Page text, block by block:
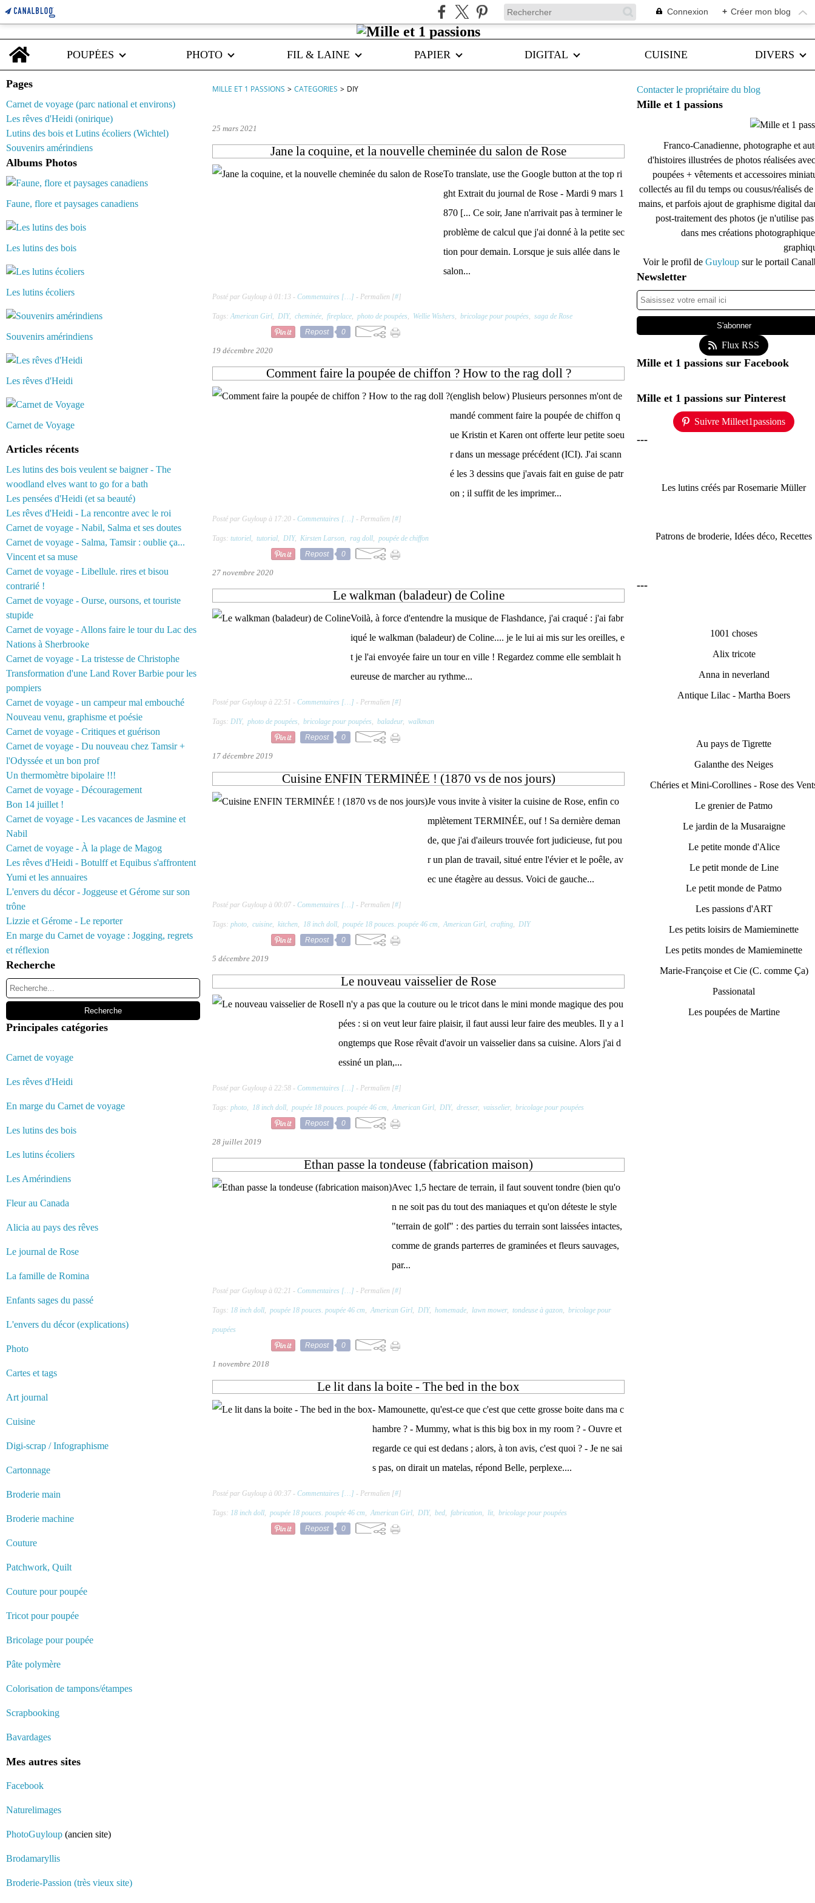
Connexion + Créer mon blog
Home
POUPÉES
PHOTO FIL & LAINE PAPIER DIGITAL CUISINE DIVERS
Pages
Carnet de voyage (parc national et environs)
Les rêves d'Heidi (onirique)
Lutins des bois et Lutins écoliers (Wichtel)
Souvenirs amérindiens
Albums Photos
Faune, flore et paysages canadiens
Les lutins des bois
Les lutins écoliers
Souvenirs amérindiens
Les rêves d'Heidi
Carnet de Voyage
Articles récents
Les lutins des bois veulent se baigner - The
woodland elves want to go for a bath
Les pensées d'Heidi (et sa beauté)
Les rêves d'Heidi - La rencontre avec le roi
Carnet de voyage - Nabil, Salma et ses doutes
Carnet de voyage - Salma, Tamsir : oublie ça...
Vincent et sa muse
Carnet de voyage - Libellule. rires et bisou
contrarié !
Carnet de voyage - Ourse, oursons, et touriste
stupide
Carnet de voyage - Allons faire le tour du Lac des
Nations à Sherbrooke
Carnet de voyage - La tristesse de Christophe
Transformation d'une Land Rover Barbie pour les
pompiers
Carnet de voyage - un campeur mal embouché
Nouveau venu, graphisme et poésie
Carnet de voyage - Critiques et guérison
Carnet de voyage - Du nouveau chez Tamsir +
l'Odyssée et un bon prof
Un thermomètre bipolaire !!!
Carnet de voyage - Découragement
Bon 14 juillet !
Carnet de voyage - Les vacances de Jasmine et
Nabil
Carnet de voyage - À la plage de Magog
Les rêves d'Heidi - Botulff et Equibus s'affrontent
Yumi et les annuaires
L'envers du décor - Joggeuse et Gérome sur son
trône
Lizzie et Gérome - Le reporter
En marge du Carnet de voyage : Jogging, regrets
et réflexion
Recherche
Principales catégories
Carnet de voyage
Les rêves d'Heidi
En marge du Carnet de voyage
Les lutins des bois
Les lutins écoliers
Les Amérindiens
Fleur au Canada
Alicia au pays des rêves
Le journal de Rose
La famille de Romina
Enfants sages du passé
L'envers du décor (explications)
Photo
Cartes et tags
Art journal
Cuisine
Digi-scrap / Infographisme
Cartonnage
Broderie main
Broderie machine
Couture
Patchwork, Quilt
Couture pour poupée
Tricot pour poupée
Bricolage pour poupée
Pâte polymère
Colorisation de tampons/étampes
Scrapbooking
Bavardages
Mes autres sites
Facebook
Naturelimages
PhotoGuyloup (ancien site)
Brodamaryllis
Broderie-Passion (très vieux site)
MILLE ET 1 PASSIONS > CATEGORIES > DIY
25 mars 2021
Jane la coquine, et la nouvelle cheminée du salon de Rose
To translate, use the Google button at the top ri
ght Extrait du journal de Rose - Mardi 9 mars 1
870 [... Ce soir, Jane n'arrivait pas à terminer le
problème de calcul que j'ai donné à la petite sec
tion pour demain. Lorsque je suis allée dans le
salon...
Posté par Guyloup à 01:13 - Commentaires [… ] - Permalien [#]
Tags: American Girl, DIY, cheminée, fireplace, photo de poupées, Wellie Wishers, bricolage pour poupées, saga de Rose
Repost
0
19 décembre 2020
Comment faire la poupée de chiffon ? How to the rag doll ?
(english below) Plusieurs personnes m'ont de
mandé comment faire la poupée de chiffon q
ue Kristin et Karen ont offerte leur petite soeu
r dans un message précédent (ICI). J'ai scann
é les 3 dessins que j'avais fait en guise de patr
on ; il suffit de les imprimer...
Posté par Guyloup à 17:20 - Commentaires [… ] - Permalien [#]
Tags: tutoriel, tutorial, DIY, Kirsten Larson, rag doll, poupée de chiffon
Repost
0
27 novembre 2020
Le walkman (baladeur) de Coline
Voilà, à force d'entendre la musique de Flashdance, j'ai craqué : j'ai fabr
iqué le walkman (baladeur) de Coline.... je le lui ai mis sur les oreilles, e
t je l'ai envoyée faire un tour en ville ! Regardez comme elle semblait h
eureuse de marcher au rythme...
Posté par Guyloup à 22:51 - Commentaires [… ] - Permalien [#]
Tags: DIY, photo de poupées, bricolage pour poupées, baladeur, walkman
Repost
0
17 décembre 2019
Cuisine ENFIN TERMINÉE ! (1870 vs de nos jours)
Je vous invite à visiter la cuisine de Rose, enfin co
mplètement TERMINÉE, ouf ! Sa dernière deman
de, que j'ai d'aileurs trouvée fort judicieuse, fut pou
r un plan de travail, situé entre l'évier et le poêle, av
ec une étagère au dessus. Voici de gauche...
Posté par Guyloup à 00:07 - Commentaires [… ] - Permalien [#]
Tags: photo, cuisine, kitchen, 18 inch doll, poupée 18 pouces. poupée 46 cm, American Girl, crafting, DIY
Repost
0
5 décembre 2019
Le nouveau vaisselier de Rose
Il n'y a pas que la couture ou le tricot dans le mini monde magique des pou
pées : si on veut leur faire plaisir, il faut aussi leur faire des meubles. Il y a l
ongtemps que Rose rêvait d'avoir un vaisselier dans sa cuisine. Alors j'ai d
essiné un plan,...
Posté par Guyloup à 22:58 - Commentaires [… ] - Permalien [#]
Tags: photo, 18 inch doll, poupée 18 pouces. poupée 46 cm, American Girl, DIY, dresser, vaisselier, bricolage pour poupées
Repost
0
28 juillet 2019
Ethan passe la tondeuse (fabrication maison)
Avec 1,5 hectare de terrain, il faut souvent tondre (bien qu'o
n ne soit pas du tout des maniaques et qu'on déteste le style
"terrain de golf" : des parties du terrain sont laissées intactes,
comme de grands parterres de graminées et fleurs sauvages,
par...
Posté par Guyloup à 02:21 - Commentaires [… ] - Permalien [#]
Tags: 18 inch doll, poupée 18 pouces. poupée 46 cm, American Girl, DIY, homemade, lawn mower, tondeuse à gazon, bricolage pour
poupées
Repost
0
1 novembre 2018
Le lit dans la boite - The bed in the box
- Mamounette, qu'est-ce que c'est que cette grosse boite dans ma c
hambre ? - Mummy, what is this big box in my room ? - Ouvre et
regarde ce qui est dedans ; alors, à ton avis, c'est quoi ? - Je ne sai
s pas, on dirait un matelas, répond Belle, perplexe....
Posté par Guyloup à 00:37 - Commentaires [… ] - Permalien [#]
Tags: 18 inch doll, poupée 18 pouces. poupée 46 cm, American Girl, DIY, bed, fabrication, lit, bricolage pour poupées
Repost
0
Contacter le propriétaire du blog
Mille et 1 passions
Franco-Canadienne, photographe et
d'histoires illustrées de photos réalisées
poupées + vêtements et accessoires
collectés au fil du temps ou cousus/réalisés de
mains, et parfois ajout de graphisme digital
post-traitement des photos (je n'utilise
dans mes créations
Voir le profil de Guyloup sur le portail
Newsletter
Flux RSS
Mille et 1 passions sur Facebook
Mille et 1 passions sur Pinterest
Suivre Milleet1passions
---
Les lutins créés par Rosemarie Müller
Patrons de broderie, Idées déco, Recettes
---
1001 choses
Alix tricote
Anna in neverland
Antique Lilac - Martha Boers
Au pays de Tigrette
Galanthe des Neiges
Chéries et Mini-Corollines - Rose des
Le grenier de Patmo
Le jardin de la Musaraigne
Le petite monde d'Alice
Le petit monde de Line
Le petit monde de Patmo
Les passions d'ART
Les petits loisirs de Mamieminette
Les petits mondes de Mamieminette
Marie-Françoise et Cie (C. comme Ça)
Passionatal
Les poupées de Martine